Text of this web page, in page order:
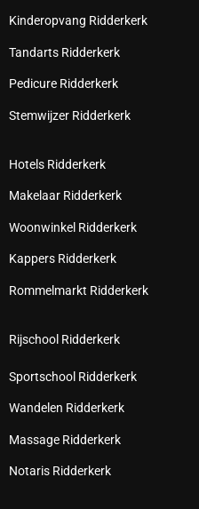
Kinderopvang Ridderkerk
Tandarts Ridderkerk
Pedicure Ridderkerk
Stemwijzer Ridderkerk
Hotels Ridderkerk
Makelaar Ridderkerk
Woonwinkel Ridderkerk
Kappers Ridderkerk
Rommelmarkt Ridderkerk
Rijschool Ridderkerk
Sportschool Ridderkerk
Wandelen Ridderkerk
Massage Ridderkerk
Notaris Ridderkerk